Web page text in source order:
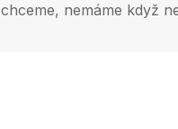
chceme, nemáme když